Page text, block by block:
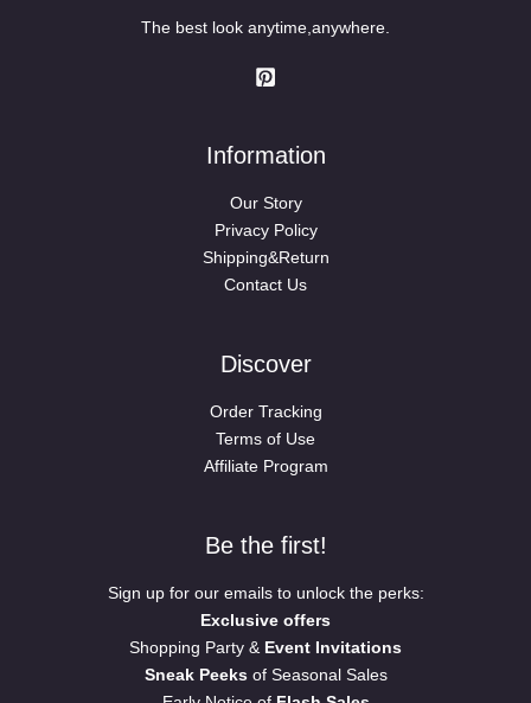
The best look anytime,anywhere.
Information
Our Story
Privacy Policy
Shipping&Return
Contact Us
Discover
Order Tracking
Terms of Use
Affiliate Program
Be the first!
Sign up for our emails to unlock the perks:
Exclusive offers
Shopping Party & Event Invitations
Sneak Peeksof Seasonal Sales